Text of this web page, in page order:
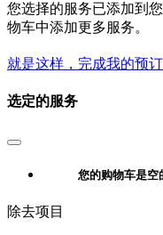
您选择的服务已添加到
物车中添加更多服务。
就是这样，完成我的预订
选定的服务
您的购物车是空
除去项目